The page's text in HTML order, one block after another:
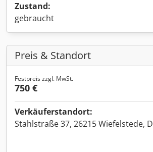
Zustand:
gebraucht
Preis & Standort
Festpreis zzgl. MwSt.
750 €
Verkäuferstandort:
Stahlstraße 37, 26215 Wiefelstede,